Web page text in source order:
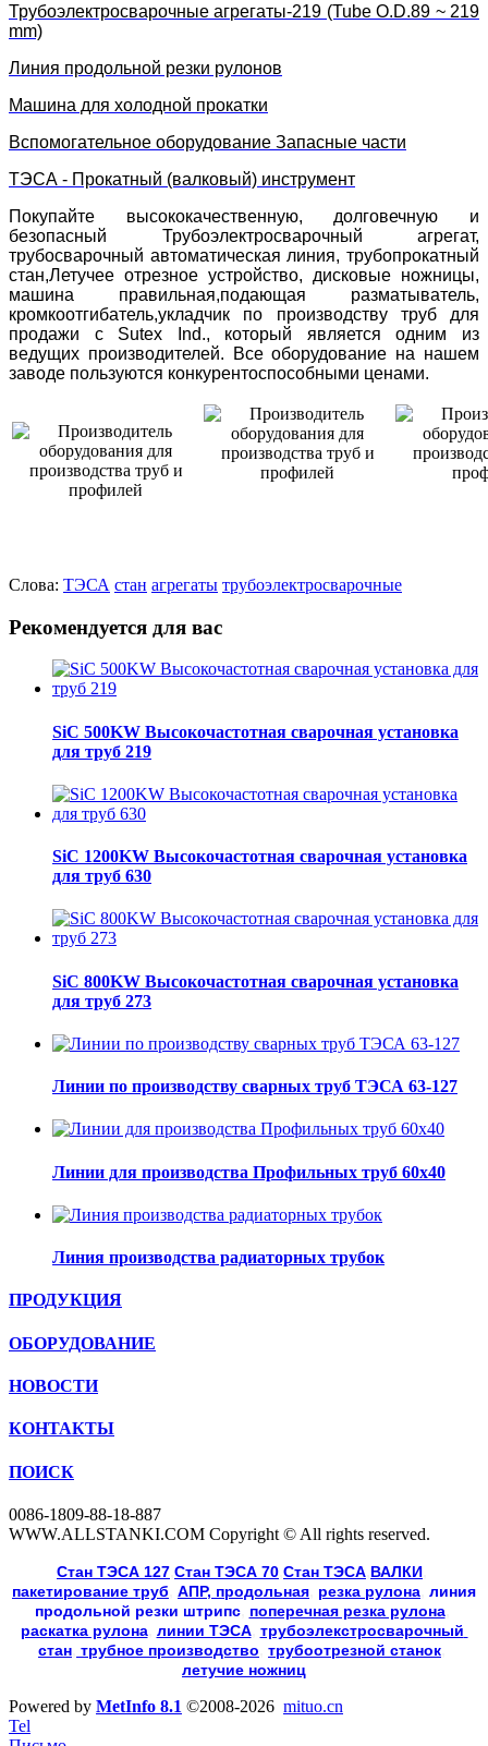
Трубоэлектросварочные агрегаты-219 (Tube O.D.89 ~ 219
mm)
Линия продольной резки рулонов
Машина для холодной прокатки
Вспомогательное оборудование Запасные части
ТЭСА - Прокатный (валковый) инструмент
Покупайте высококачественную, долговечную и
безопасный Трубоэлектросварочный агрегат,
трубосварочный автоматическая линия, трубопрокатный
стан,Летучее отрезное устройство, дисковые ножницы,
машина правильная,подающая разматыватель,
кромкоотгибатель,укладчик по производству труб для
продажи с Sutex Ind., который является одним из
ведущих производителей. Все оборудование на нашем
заводе пользуются конкурентоспособными ценами.
Слова: ТЭСА стан агрегаты трубоэлектросварочные
Рекомендуется для вас
SiC 500KW Высокочастотная сварочная установка
для труб 219
SiC 1200KW Высокочастотная сварочная установка
для труб 630
SiC 800KW Высокочастотная сварочная установка
для труб 273
Линии по производству сварных труб ТЭСА 63-127
Линии для производства Профильных труб 60х40
Линия производства радиаторных трубок
ПРОДУКЦИЯ
ОБОРУДОВАНИЕ
НОВОСТИ
КОНТАКТЫ
ПОИСК
0086-1809-88-18-887
WWW.ALLSTANKI.COM Copyright © All rights reserved.
Cтан ТЭСА 127 Cтан ТЭСА 70 Cтан ТЭСА ВАЛКИ
пакетирование труб АПР, продольная резка рулона линия
продольной резки штрипс, поперечная резка рулона
раскатка рулона, линии ТЭСА, трубоэлекстросварочный
стан трубное производство трубоотрезной станок
летучие ножниц
Powered by MetInfo 8.1 ©2008-2026 mituo.cn
Tel